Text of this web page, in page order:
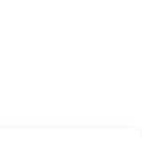
de 60€.